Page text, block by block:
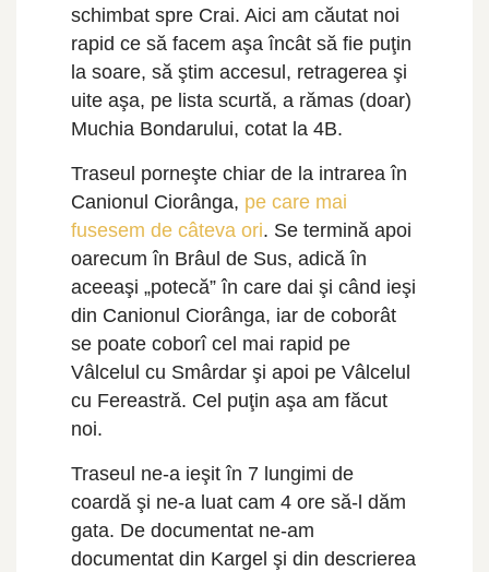
schimbat spre Crai. Aici am căutat noi
rapid ce să facem aşa încât să fie puţin
la soare, să ştim accesul, retragerea şi
uite aşa, pe lista scurtă, a rămas (doar)
Muchia Bondarului, cotat la 4B.
Traseul porneşte chiar de la intrarea în
Canionul Ciorânga, pe care mai
fusesem de câteva ori. Se termină apoi
oarecum în Brâul de Sus, adică în
aceeaşi „potecă” în care dai şi când ieşi
din Canionul Ciorânga, iar de coborât
se poate coborî cel mai rapid pe
Vâlcelul cu Smârdar şi apoi pe Vâlcelul
cu Fereastră. Cel puţin aşa am făcut
noi.
Traseul ne-a ieşit în 7 lungimi de
coardă şi ne-a luat cam 4 ore să-l dăm
gata. De documentat ne-am
documentat din Kargel şi din descrierea